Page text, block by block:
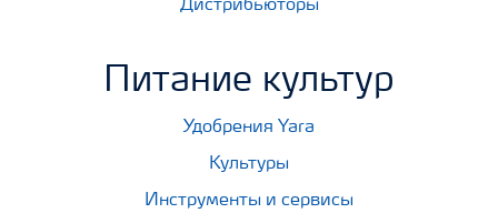
Дистрибьюторы
Питание культур
Удобрения Yara
Культуры
Инструменты и сервисы